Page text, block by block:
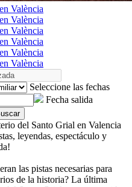
Seleccione las fechas
Fecha salida
del Santo Grial en Valencia
leyendas, espectáculo y
las pistas necesarias para
de la historia? La última